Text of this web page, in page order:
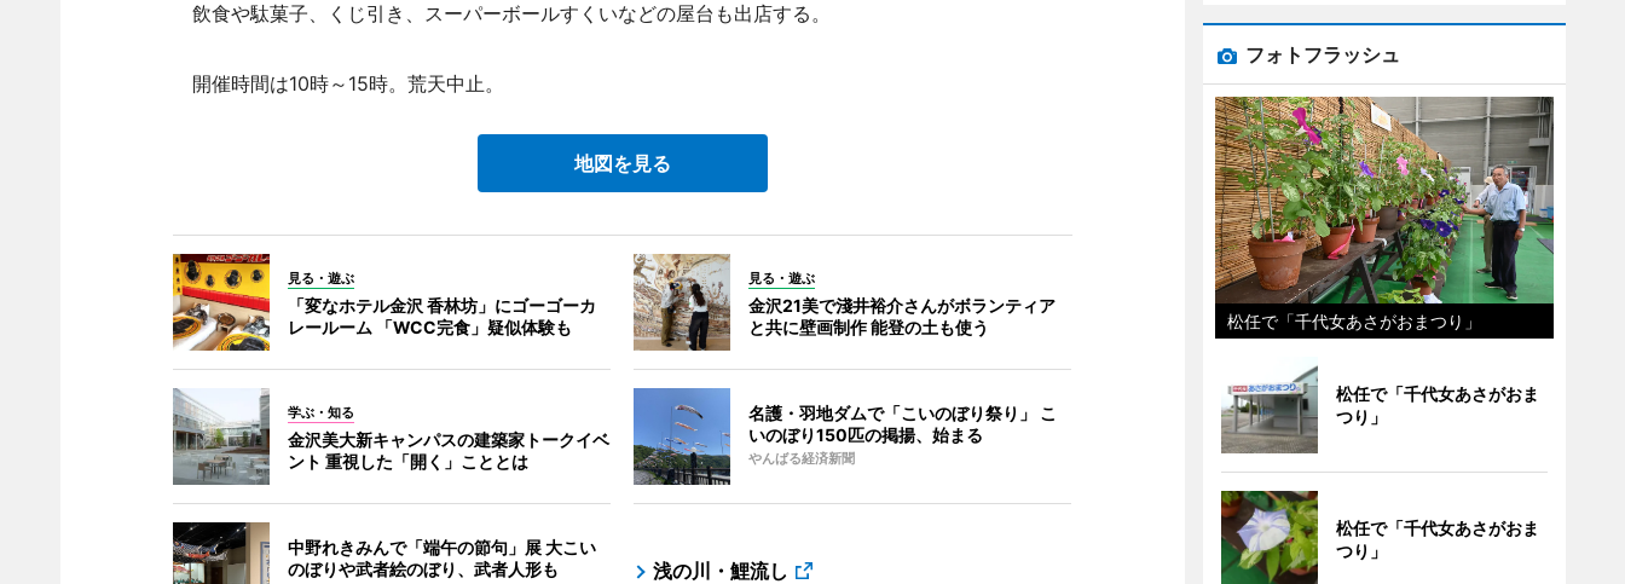
飲食や駄菓子、くじ引き、スーパーボールすくいなどの屋台も出店する。
開催時間は10時～15時。荒天中止。
地図を見る
見る・遊ぶ
「変なホテル金沢 香林坊」にゴーゴーカ
レールーム 「WCC完食」疑似体験も
見る・遊ぶ
金沢21美で淺井裕介さんがボランティア
と共に壁画制作 能登の土も使う
学ぶ・知る
金沢美大新キャンパスの建築家トークイベ
ント 重視した「開く」こととは
名護・羽地ダムで「こいのぼり祭り」 こ
いのぼり150匹の掲揚、始まる
やんばる経済新聞
中野れきみんで「端午の節句」展 大こい
のぼりや武者絵のぼり、武者人形も
浅の川・鯉流し
フォトフラッシュ
松任で「千代女あさがおまつり」
松任で「千代女あさがおま
つり」
松任で「千代女あさがおま
つり」